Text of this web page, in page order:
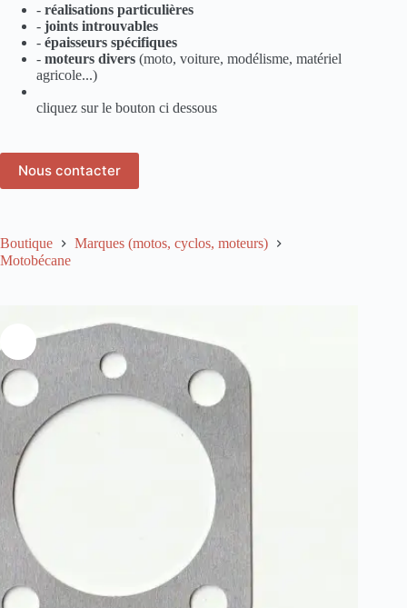
Boutique
Marques (motos, cyclos, moteurs)
Motobécane
- réalisations particulières
- joints introuvables
- épaisseurs spécifiques
- moteurs divers (moto, voiture, modélisme, matériel
agricole...)
cliquez sur le bouton ci dessous
Nous contacter